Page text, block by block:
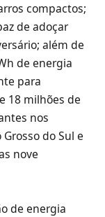
compactos;
de adoçar
além de
de energia
para
18 milhões de
nos
do Sul e
nove
de energia